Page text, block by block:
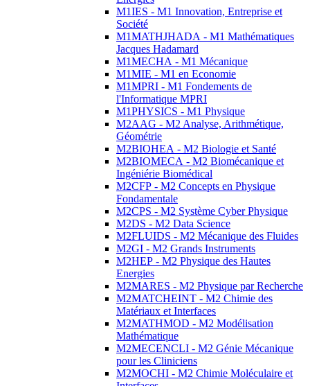
M1IES - M1 Innovation, Entreprise et
Société
M1MATHJHADA - M1 Mathématiques
Jacques Hadamard
M1MECHA - M1 Mécanique
M1MIE - M1 en Economie
M1MPRI - M1 Fondements de
l'Informatique MPRI
M1PHYSICS - M1 Physique
M2AAG - M2 Analyse, Arithmétique,
Géométrie
M2BIOHEA - M2 Biologie et Santé
M2BIOMECA - M2 Biomécanique et
Ingéniérie Biomédical
M2CFP - M2 Concepts en Physique
Fondamentale
M2CPS - M2 Système Cyber Physique
M2DS - M2 Data Science
M2FLUIDS - M2 Mécanique des Fluides
M2GI - M2 Grands Instruments
M2HEP - M2 Physique des Hautes
Energies
M2MARES - M2 Physique par Recherche
M2MATCHEINT - M2 Chimie des
Matériaux et Interfaces
M2MATHMOD - M2 Modélisation
Mathématique
M2MECENCLI - M2 Génie Mécanique
pour les Cliniciens
M2MOCHI - M2 Chimie Moléculaire et